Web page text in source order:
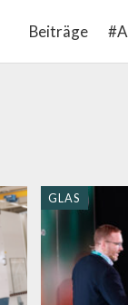
Beiträge
GLAS